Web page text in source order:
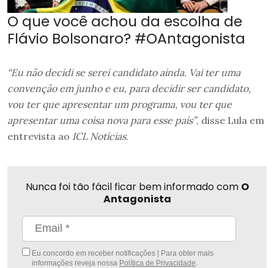
O que você achou da escolha de
Flávio Bolsonaro? #OAntagonista
“Eu não decidi se serei candidato ainda. Vai ter uma
convenção em junho e eu, para decidir ser candidato,
vou ter que apresentar um programa, vou ter que
apresentar uma coisa nova para esse país”, disse Lula em
entrevista ao ICL Notícias.
Nunca foi tão fácil ficar bem informado com O
Antagonista
Eu concordo em receber notificações | Para obter mais
informações reveja nossa Política de Privacidade